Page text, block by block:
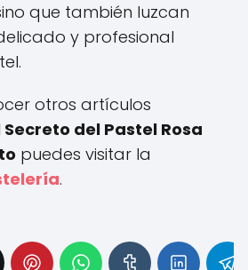
que también luzcan
y profesional
otros artículos
Secreto del Pastel Rosa
puedes visitar la
.